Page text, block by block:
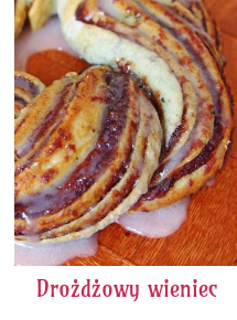
Drożdżowy wieniec